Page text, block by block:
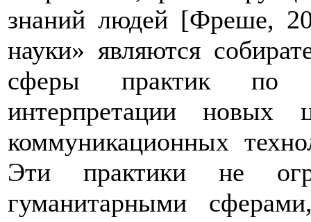
знаний людей [Фреше,
науки» являются
сферы практик по
интерпретации новых
коммуникационных
Эти практики не
гуманитарными